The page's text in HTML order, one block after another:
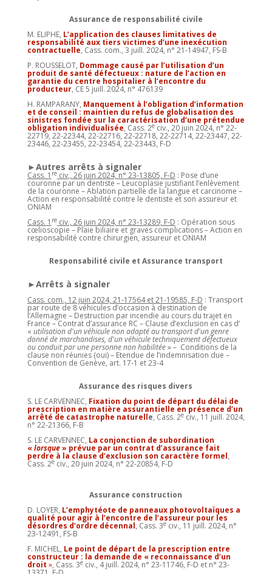
Assurance de responsabilité civile
M. ELIPHE, L’application des clauses limitatives de
responsabilité aux tiers victimes d’une inexécution
contractuelle, Cass. com., 3 juill. 2024, n° 21-14947, FS-B
P. ROUSSELOT, Dommage causé par l’utilisation d’un
produit de santé défectueux : nature de l’action en
garantie du centre hospitalier à l’encontre du
producteur, CE 5 juill. 2024, n° 476139
H. RAMPARANY, Manquement à l’obligation d’information
et de conseil : maintien du refus de globalisation des
sinistres fondée sur la caractérisation d’une prétendue
obligation individualisée, Cass. 2eciv., 20 juin 2024, n° 22-
22719, 22-22344, 22-22716, 22-22718, 22-22714, 22-23447, 22-
23446, 22-23455, 22-23454, 22-23443, F-D
►Autres arrêts à signaler
Cass. 1 reciv., 26 juin 2024, n° 23-13805, F-D : Pose d’une
couronne par un dentiste – Leucoplasie justifiant l’enlèvement
de la couronne – Ablation partielle de la langue et carcinome –
Action en responsabilité contre le dentiste et son assureur et
ONIAM
Cass. 1 reciv., 26 juin 2024, n° 23-13289, F-D : Opération sous
cœlioscopie – Plaie biliaire et graves complications – Action en
responsabilité contre chirurgien, assureur et ONIAM
Responsabilité civile et Assurance transport
►Arrêts à signaler
Cass. com., 12 juin 2024, 21-17564 et 21-19585, F-D : Transport
par route de 8 véhicules d’occasion à destination de
l’Allemagne – Destruction par incendie au cours du trajet en
France – Contrat d’assurance RC – Clause d’exclusion en cas d’
« utilisation d'un véhicule non adapté au transport d'un genre
donné de marchandises, d'un véhicule techniquement défectueux
ou conduit par une personne non habilitée» – Conditions de la
clause non réunies (oui) – Etendue de l’indemnisation due –
Convention de Genève, art. 17-1 et 23-4
Assurance des risques divers
S. LE CARVENNEC, Fixation du point de départ du délai de
prescription en matière assurantielle en présence d’un
arrêté de catastrophe naturelle, Cass. 2eciv., 11 juill. 2024,
n° 22-21366, F-B
S. LE CARVENNEC, La conjonction de subordination
«lorsque» prévue par un contrat d’assurance fait
perdre à la clause d’exclusion son caractère formel,
Cass. 2eciv., 20 juin 2024, n° 22-20854, F-D
Assurance construction
D. LOYER, L’emphytéote de panneaux photovoltaïques a
qualité pour agir à l’encontre de l’assureur pour les
désordres d’ordre décennal, Cass. 3eciv., 11 juill. 2024, n°
23-12491, FS-B
F. MICHEL, Le point de départ de la prescription entre
constructeur : la demande de « reconnaissance d’un
droit », Cass. 3eciv., 4 juill. 2024, n° 23-11746, F-D et n° 23-